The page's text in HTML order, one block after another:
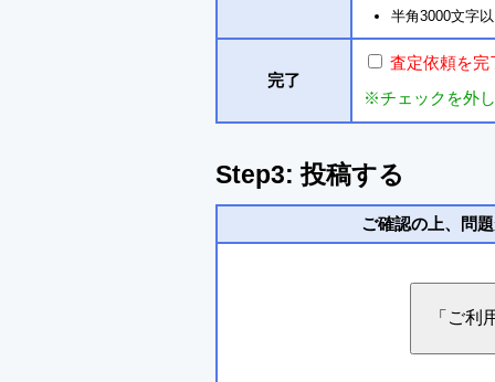
半角3000文字
完了
査定依頼を完
※チェックを外
Step3: 投稿する
ご確認の上、問